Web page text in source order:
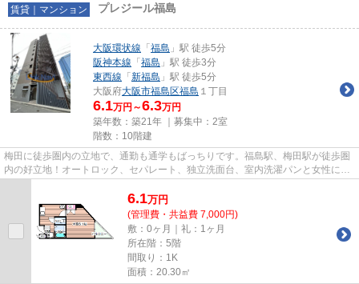
賃貸｜マンション プレジール福島
大阪環状線 「 福島 」駅 徒歩5分
阪神本線 「 福島 」駅 徒歩3分
東西線 「 新福島 」駅 徒歩5分
大阪府大阪市福島区福島 １丁目
6.1万円～6.3万円
築年数：築21年 ｜募集中： 2室
階数：10階建
梅田に徒歩圏内の立地で、通勤も通学もばっちりです。福島駅、梅田駅が徒歩圏
内の好立地！オートロック、セパレート、独立洗面台、室内洗濯パンと女性に人
6.1万円
(管理費・共益費 7,000円)
敷：0ヶ月｜礼：1ヶ月
所在階：5階
間取り：1K
面積：20.30㎡